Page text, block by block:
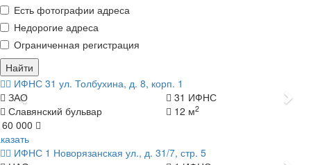
Есть фотографии адреса
Недорогие адреса
Ограниченная регистрация
Найти
ИФНС 31 ул. Толбухина, д. 8, корп. 1
Назад
ЗАО
31 ИФНС
Славянский бульвар
12 м2
60 000
ИФНС 1 Новорязанская ул., д. 31/7, стр. 5